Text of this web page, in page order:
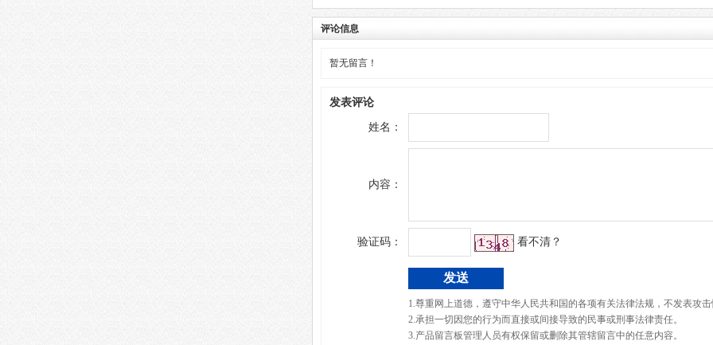
评论信息
暂无留言！
发表评论
姓名：
内容：
验证码： 看不清？
1.尊重网上道德，遵守中华人民共和国的各项有关法律法规，不发表攻
2.承担一切因您的行为而直接或间接导致的民事或刑事法律责任。
3.产品留言板管理人员有权保留或删除其管辖留言中的任意内容。